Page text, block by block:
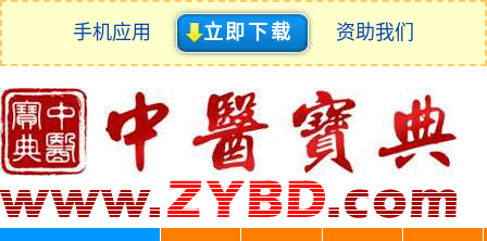
手机应用 立即下载 资助我们